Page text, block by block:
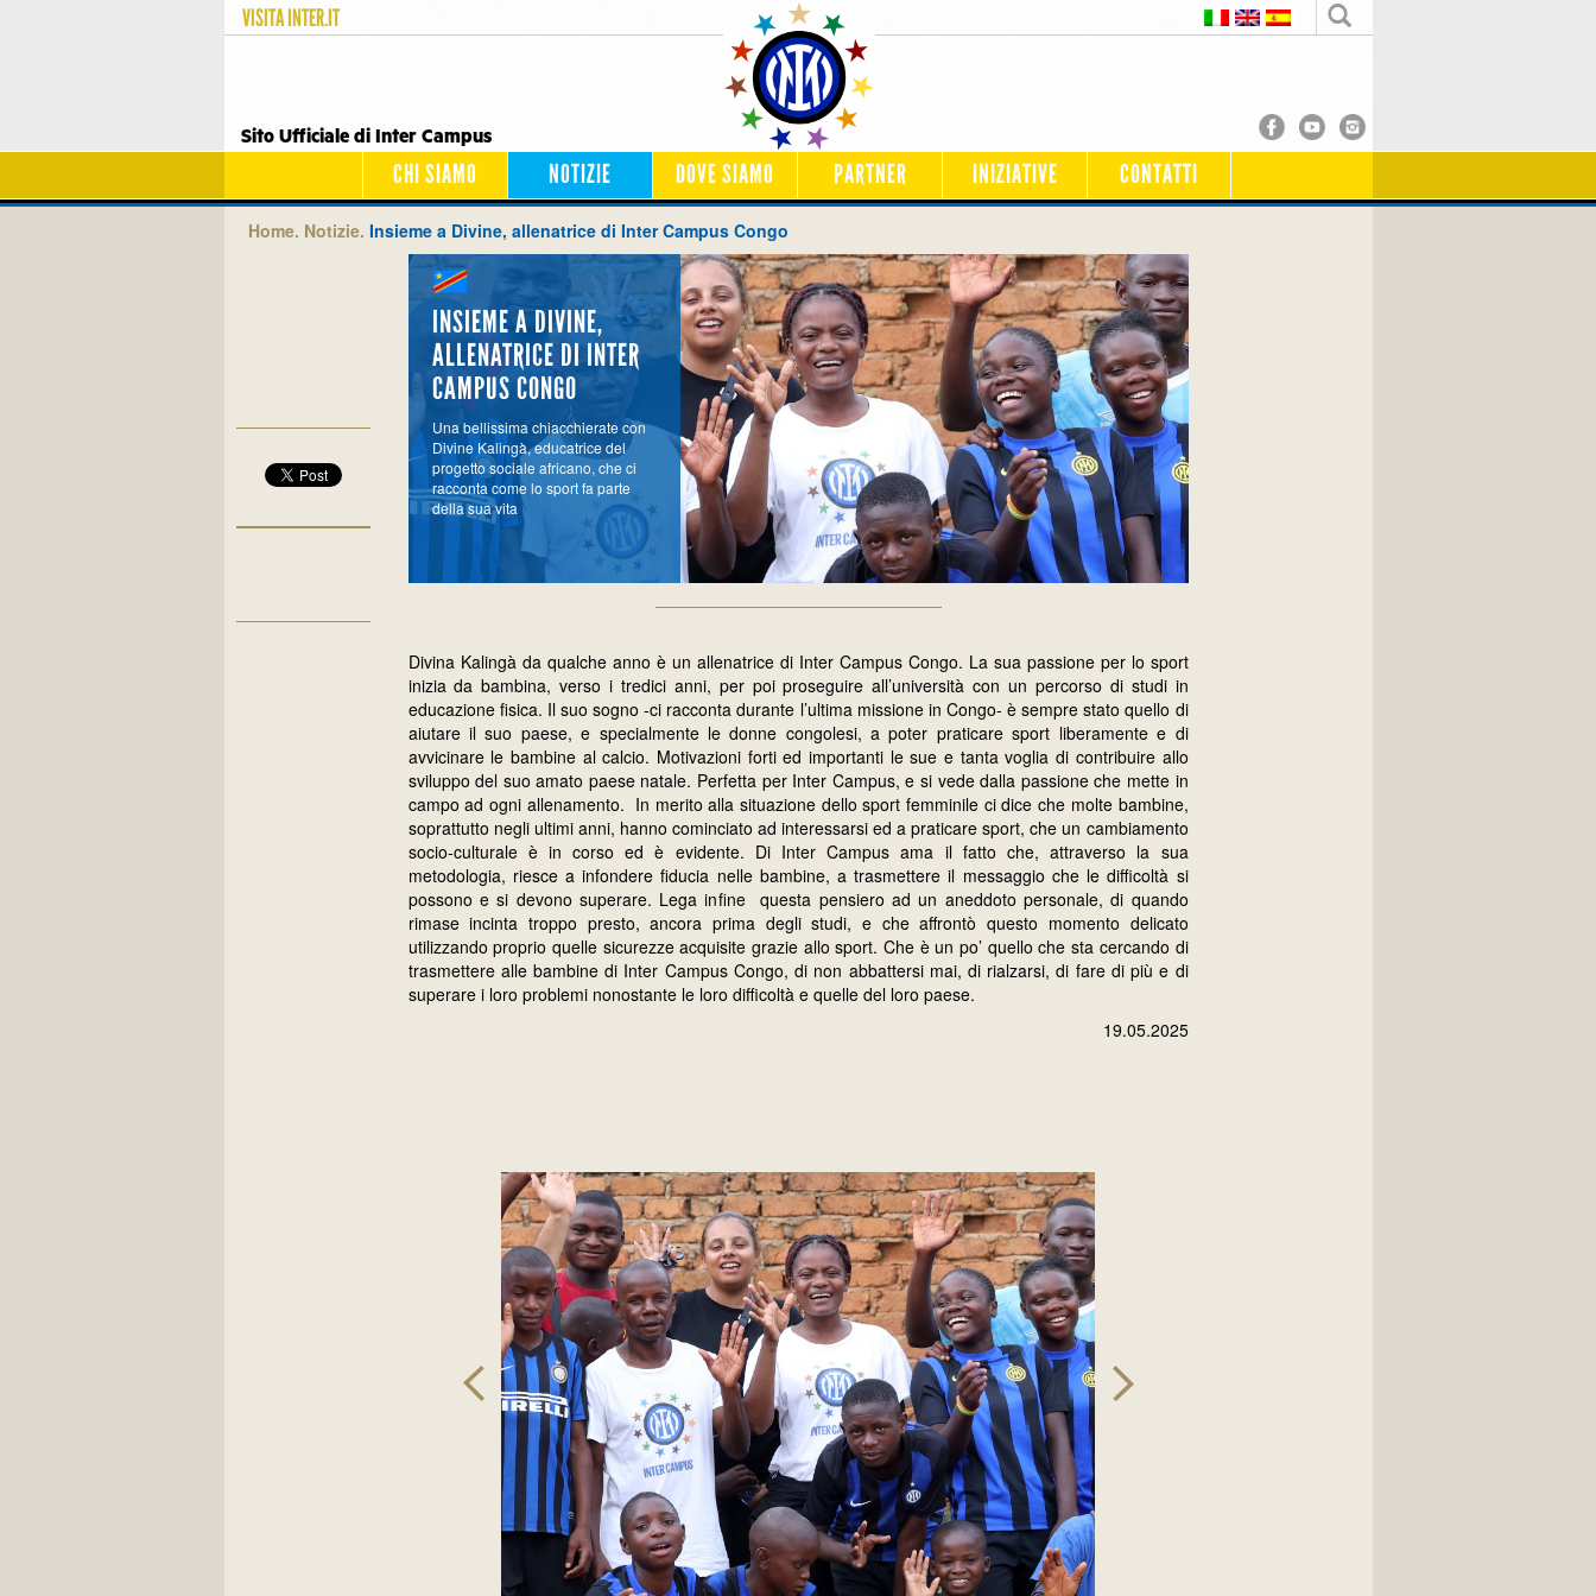
VISITAINTER.IT
Sito Ufficiale di Inter Campus
CHI SIAMO NOTIZIE DOVE SIAMO PARTNER INIZIATIVE CONTATTI
Home. Notizie. Insieme a Divine, allenatrice di Inter Campus Congo
INSIEME A DIVINE,
ALLENATRICE DI INTER
CAMPUS CONGO
Una bellissima chiacchierate con
Divine Kalingà, educatrice del
progetto sociale africano, che ci
racconta come lo sport fa parte
della sua vita
Divina Kalingà da qualche anno è un allenatrice di Inter Campus Congo. La sua passione per lo sport
inizia da bambina, verso i tredici anni, per poi proseguire all’università con un percorso di studi in
educazione fisica. Il suo sogno -ci racconta durante l’ultima missione in Congo- è sempre stato quello di
aiutare il suo paese, e specialmente le donne congolesi, a poter praticare sport liberamente e di
avvicinare le bambine al calcio. Motivazioni forti ed importanti le sue e tanta voglia di contribuire allo
sviluppo del suo amato paese natale. Perfetta per Inter Campus, e si vede dalla passione che mette in
campo ad ogni allenamento. In merito alla situazione dello sport femminile ci dice che molte bambine,
soprattutto negli ultimi anni, hanno cominciato ad interessarsi ed a praticare sport, che un cambiamento
socio-culturale è in corso ed è evidente. Di Inter Campus ama il fatto che, attraverso la sua
metodologia, riesce a infondere fiducia nelle bambine, a trasmettere il messaggio che le difficoltà si
possono e si devono superare. Lega infine questa pensiero ad un aneddoto personale, di quando
rimase incinta troppo presto, ancora prima degli studi, e che affrontò questo momento delicato
utilizzando proprio quelle sicurezze acquisite grazie allo sport. Che è un po’ quello che sta cercando di
trasmettere alle bambine di Inter Campus Congo, di non abbattersi mai, di rialzarsi, di fare di più e di
superare i loro problemi nonostante le loro difficoltà e quelle del loro paese.
19.05.2025